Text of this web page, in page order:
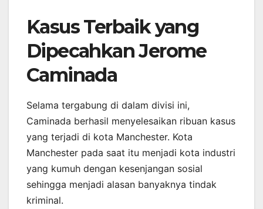
Kasus Terbaik yang
Dipecahkan Jerome
Caminada
Selama tergabung di dalam divisi ini,
Caminada berhasil menyelesaikan ribuan kasus
yang terjadi di kota Manchester. Kota
Manchester pada saat itu menjadi kota industri
yang kumuh dengan kesenjangan sosial
sehingga menjadi alasan banyaknya tindak
kriminal.